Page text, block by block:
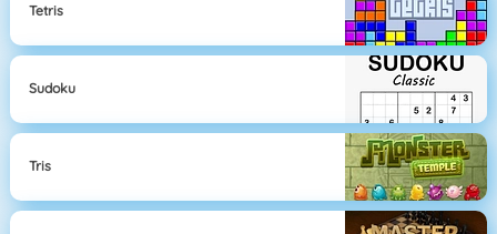
Tetris
Sudoku
Tris